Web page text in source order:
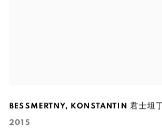
BESSMERTNY, KONSTANTIN 君士坦丁
2015